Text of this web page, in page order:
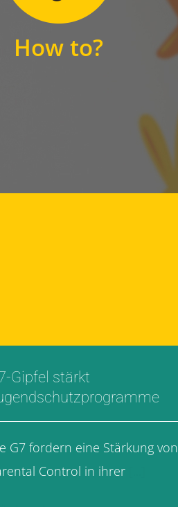
How to?
Hier finden Sie
Gipfel stärkt
G7 fordern eine Stärkung von
Control in ihrer